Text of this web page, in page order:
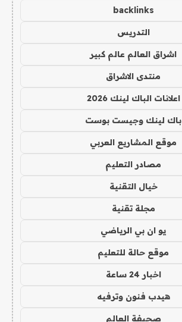
backlinks
التدريس
اشراق العالم عالم كبير
منتدى الاشراق
اعلانات الباك لينك 2026
باك لينك وجيست بوست
موقع المشاريع العربي
مصادر التعليم
خيال التقنية
مجلة تقنية
يو ان بي الرياضي
موقع حالة للتعليم
اخبار 24 ساعة
هيدب فنون وترفيه
صحيفة العالم